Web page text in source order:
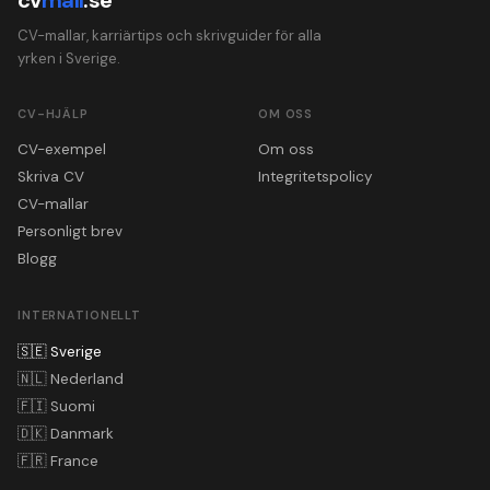
CV-mallar, karriärtips och skrivguider för alla
yrken i Sverige.
CV-HJÄLP
CV-exempel
Skriva CV
CV-mallar
Personligt brev
Blogg
OM OSS
Om oss
Integritetspolicy
INTERNATIONELLT
🇸🇪 Sverige
🇳🇱 Nederland
🇫🇮 Suomi
🇩🇰 Danmark
🇫🇷 France